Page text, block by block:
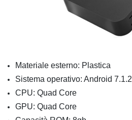
Materiale esterno: Plastica
Sistema operativo: Android 7.1.2
CPU: Quad Core
GPU: Quad Core